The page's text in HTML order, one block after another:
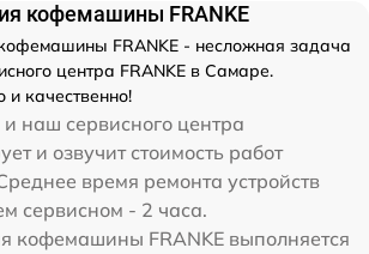
кофемашины FRANKE
FRANKE - несложная задача
центра FRANKE в Самаре.
качественно!
наш сервисного центра
и озвучит стоимость работ
время ремонта устройств
сервисном - 2 часа.
кофемашины FRANKE выполняется